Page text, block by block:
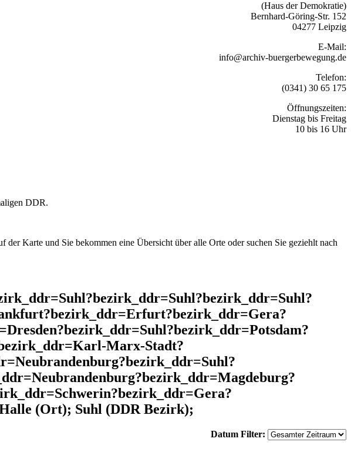
(Haus der Demokratie)
Bernhard-Göring-Str. 152
04277 Leipzig
E-Mail:
info@archiv-buergerbewegung.de
Telefon:
(0341) 30 65 175
Öffnungszeiten:
Dienstag bis Freitag
10 bis 16 Uhr
DDR.
Karte und Sie bekommen eine Übersicht über alle Orte oder suchen Sie geziehlt nach
Marx-Stadt?
(Ort); Suhl (DDR Bezirk);
Datum Filter: